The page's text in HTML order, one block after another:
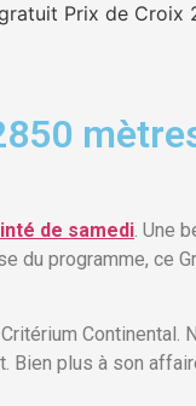
de samedi . Une
du programme, ce
Continental.
Bien plus à son